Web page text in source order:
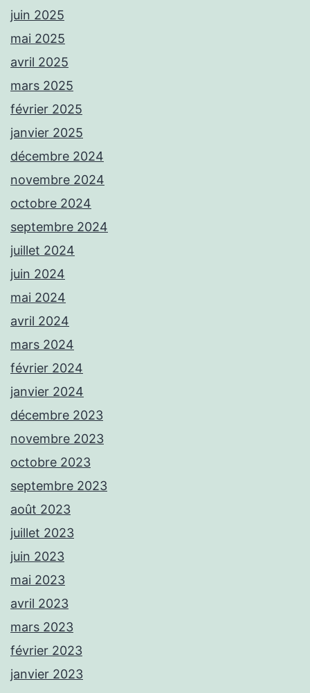
juin 2025
mai 2025
avril 2025
mars 2025
février 2025
janvier 2025
décembre 2024
novembre 2024
octobre 2024
septembre 2024
juillet 2024
juin 2024
mai 2024
avril 2024
mars 2024
février 2024
janvier 2024
décembre 2023
novembre 2023
octobre 2023
septembre 2023
août 2023
juillet 2023
juin 2023
mai 2023
avril 2023
mars 2023
février 2023
janvier 2023